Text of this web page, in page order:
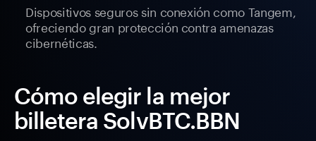
Dispositivos seguros sin conexión como Tangem,
ofreciendo gran protección contra amenazas
cibernéticas.
Cómo elegir la mejor
billetera SolvBTC.BBN